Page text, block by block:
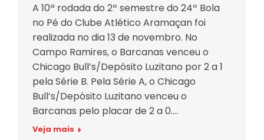
A 10ª rodada do 2º semestre do 24º Bola
no Pé do Clube Atlético Aramaçan foi
realizada no dia 13 de novembro. No
Campo Ramires, o Barcanas venceu o
Chicago Bull’s/Depósito Luzitano por 2 a 1
pela Série B. Pela Série A, o Chicago
Bull’s/Depósito Luzitano venceu o
Barcanas pelo placar de 2 a 0.…
Veja mais